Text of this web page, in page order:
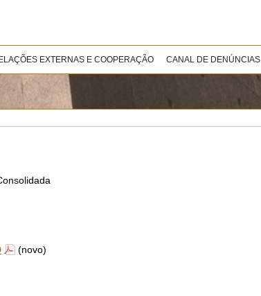
EXTERNAS E COOPERAÇÃO CANAL DE DENÚNCIAS
(novo)